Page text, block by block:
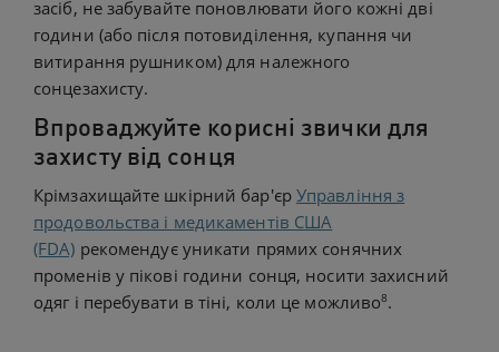
засіб, не забувайте поновлювати його кожні дві
години (або після потовиділення, купання чи
витирання рушником) для належного
сонцезахисту.
Впроваджуйте корисні звички для
захисту від сонця
Крімзахищайте шкірний бар'єр Управління з
продовольства і медикаментів США
(FDA) рекомендує уникати прямих сонячних
променів у пікові години сонця, носити захисний
одяг і перебувати в тіні, коли це можливо8.